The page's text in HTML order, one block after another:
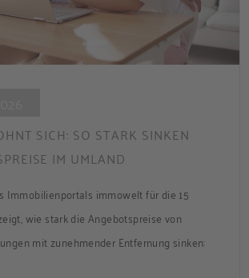
SICH: SO STARK SINKEN
IM UMLAND
Immobilienportals immowelt für die 15
wie stark die Angebotspreise von
mit zunehmender Entfernung sinken: